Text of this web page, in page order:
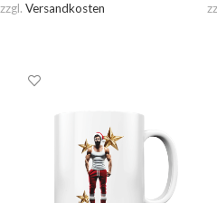
zzgl. Versandkosten